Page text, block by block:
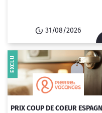
31/08/2026
PRIX COUP DE COEUR
EXCLU